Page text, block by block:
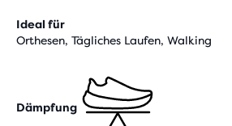
Ideal für
Orthesen, Tägliches Laufen, Walking
Dämpfung